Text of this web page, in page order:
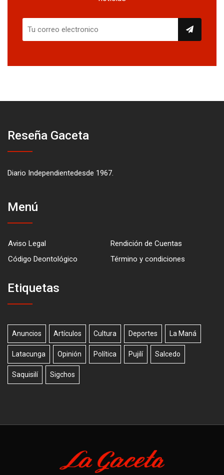
Reseña Gaceta
Diario Independientedesde 1967.
Menú
Aviso Legal
Rendición de Cuentas
Código Deontológico
Término y condiciones
Etiquetas
Anuncios Artículos Cultura Deportes La Maná
Latacunga Opinión Política Pujilí Salcedo
Saquisilí Sigchos